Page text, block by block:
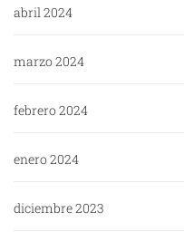
abril 2024
marzo 2024
febrero 2024
enero 2024
diciembre 2023